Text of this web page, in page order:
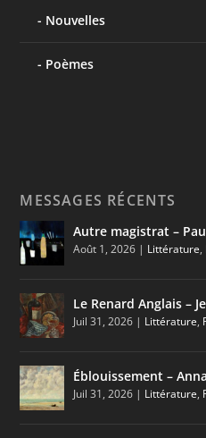
Nouvelles
Poèmes
MESSAGES RÉCENTS
Autre magistrat –
Août 1, 2026 | Littérature,
Le Renard Anglais –
Juil 31, 2026 | Littérature,
Éblouissement –
Juil 31, 2026 | Littérature,